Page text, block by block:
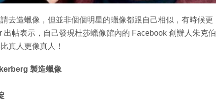
去造蠟像，但並非個個明星的蠟像都跟自己相似，有時候更
帖表示，自己發現杜莎蠟像館內的 Facebook 創辦人朱克伯
真人更像真人！
製造蠟像